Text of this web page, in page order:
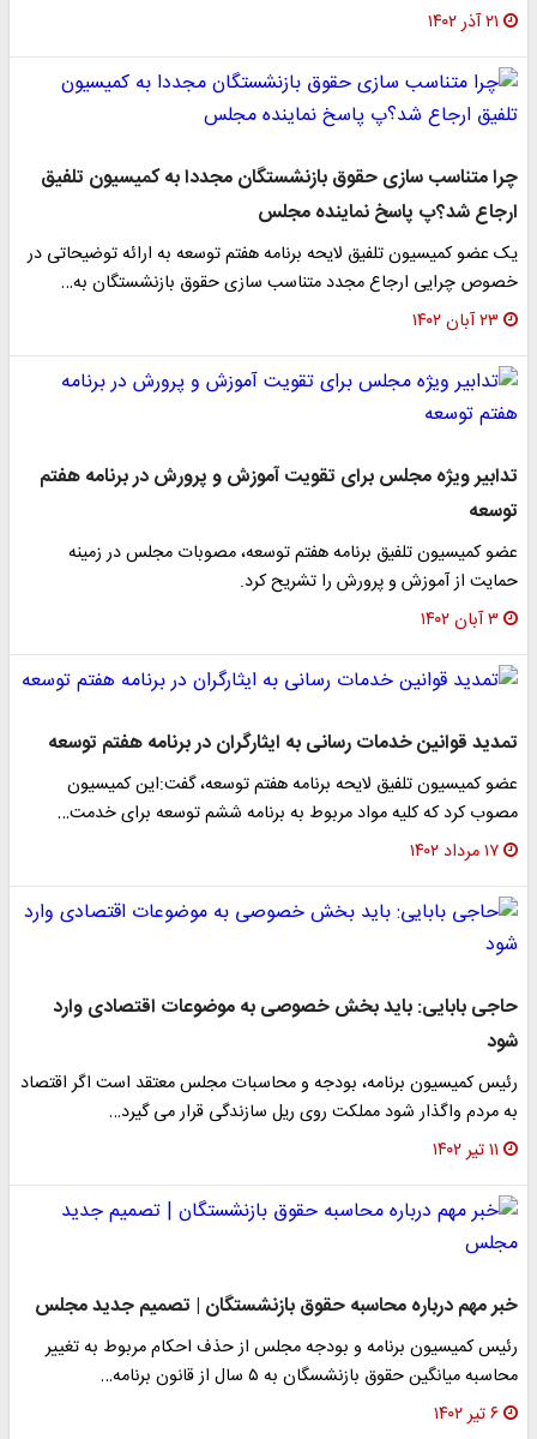
۲۱ آذر ۱۴۰۲
چرا متناسب سازی حقوق بازنشستگان مجددا به کمیسیون تلفیق
ارجاع شد؟پ پاسخ نماینده مجلس
یک عضو کمیسیون تلفیق لایحه برنامه هفتم توسعه به ارائه توضیحاتی در
خصوص چرایی ارجاع مجدد متناسب سازی حقوق بازنشستگان به…
۲۳ آبان ۱۴۰۲
تدابیر ویژه مجلس برای تقویت آموزش و پرورش در برنامه هفتم
توسعه
عضو کمیسیون تلفیق برنامه هفتم توسعه، مصوبات مجلس در زمینه
حمایت از آموزش و پرورش را تشریح کرد.
۳ آبان ۱۴۰۲
تمدید قوانین خدمات رسانی به ایثارگران در برنامه هفتم توسعه
عضو کمیسیون تلفیق لایحه برنامه هفتم توسعه، گفت:این کمیسیون
مصوب کرد که کلیه مواد مربوط به برنامه ششم توسعه برای خدمت…
۱۷ مرداد ۱۴۰۲
حاجی بابایی: باید بخش خصوصی به موضوعات اقتصادی وارد
شود
رئیس کمیسیون برنامه، بودجه و محاسبات مجلس معتقد است اگر اقتصاد
به مردم واگذار شود مملکت روی ریل سازندگی قرار می گیرد…
۱۱ تیر ۱۴۰۲
خبر مهم درباره محاسبه حقوق بازنشستگان | تصمیم جدید مجلس
رئیس کمیسیون برنامه و بودجه مجلس از حذف احکام مربوط به تغییر
محاسبه میانگین حقوق بازنشسگان به ۵ سال از قانون برنامه…
۶ تیر ۱۴۰۲